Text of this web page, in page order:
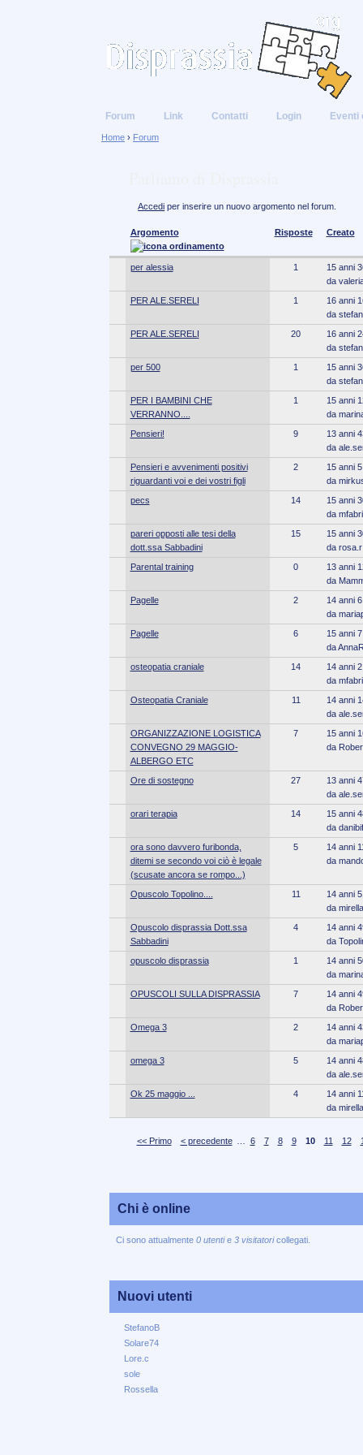
Forum Link Contatti Login Eventi
Home › Forum
Accedi per inserire un nuovo argomento nel forum.
Argomento Risposte Creato
per alessia 1
15 anni
da
PER ALE.SERELI
1
16 anni
da
PER ALE.SERELI
20
16 anni
da
per 500
1
15 anni
da
PER I BAMBINI CHE
VERRANNO....
1
15 anni
da
Pensieri!
9
13 anni
da
Pensieri e avvenimenti positivi
riguardanti voi e dei vostri figli
2
15 anni
da
pecs
14
15 anni
da
pareri opposti alle tesi della
dott.ssa Sabbadini
15
15 anni
da rosa.r
Parental training
0
13 anni
da
Pagelle
2
14 anni
da
Pagelle
6
15 anni
da
osteopatia craniale
14
14 anni
da
Osteopatia Craniale
11
14 anni
da
ORGANIZZAZIONE LOGISTICA
CONVEGNO 29 MAGGIO-
ALBERGO ETC
7
15 anni
da
Ore di sostegno 27
13 anni
da
orari terapia
14
15 anni
da
ora sono davvero furibonda,
ditemi se secondo voi ciò è legale
(scusate ancora se rompo...)
5
14 anni
da
Opuscolo Topolino.... 11
14 anni
da mirella
Opuscolo disprassia Dott.ssa
Sabbadini
4
14 anni
da
opuscolo disprassia
1
14 anni
da
OPUSCOLI SULLA DISPRASSIA
7
14 anni
da
Omega 3
2
14 anni
da
omega 3
5
14 anni
da
Ok 25 maggio ...
4
14 anni
da mirella
<< Primo < precedente 6 7 8 9 10 11 12
Chi è online
Ci sono attualmente 0 utentie 3 visitatoricollegati.
Nuovi utenti
StefanoB
Solare74
Lore.c
sole
Rossella